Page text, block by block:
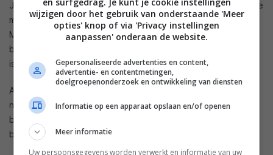
Je activeert de functie onder Alexa Communications (voor de
mensen onder ons die gebruikmaken van de stemassistent).
Mocht je niet zeker weten wie een nummer kan ontvangen,
begin dan een nieuw gesprek. Dan zie je wie er beschikbaar
is.
Amazon voegt hieraan toe dat dit slechts het begin is van
nieuwe deelfuncties voor Amazon Alexa. Daarmee hint het
bedrijf naar nieuwe functies, waar vooralsnog niets over
bekendgemaakt is.
wijzigen door het gebruik van onderstaande 'Meer
opties' knop of via 'Privacy instellingen
aanpassen' onderaan de website.
Gepersonaliseerde advertenties en content,
advertentie- en contentmetingen,
doelgroepenonderzoek en ontwikkeling van diensten
Informatie op een apparaat opslaan en/of openen
Meer informatie
Uw persoonsgegevens worden verwerkt en informatie van uw